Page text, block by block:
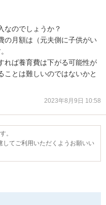
なのでしょうか？
の月額は（元夫側に子供がい
れば養育費は下がる可能性が
ことは難しいのではないかと
2023年8月9日 10:58
。
してご利用いただくようお願いい